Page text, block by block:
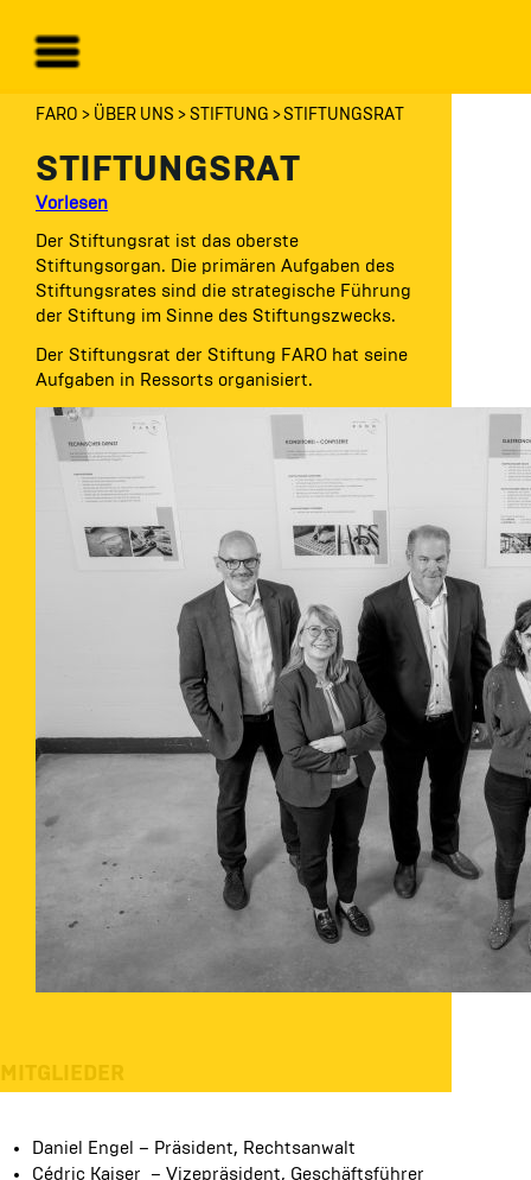
FARO ÜBER UNS STIFTUNG STIFTUNGSRAT
STIFTUNGSRAT
Vorlesen
Der Stiftungsrat ist das oberste
Stiftungsorgan. Die primären Aufgaben des
Stiftungsrates sind die strategische Führung
der Stiftung im Sinne des Stiftungszwecks.
Der Stiftungsrat der Stiftung FARO hat seine
Aufgaben in Ressorts organisiert.
Daniel Engel – Präsident, Rechtsanwalt
Cédric Kaiser – Vizepräsident, Geschäftsführer